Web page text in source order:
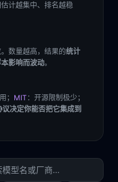
计越集中、排名越稳
数量越高，结果的统计
影响而波动。
； MIT ：开源限制极少；
议决定你能否把它集成到